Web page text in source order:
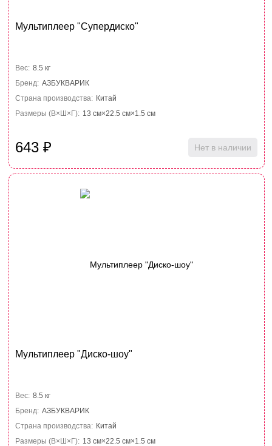
Мультиплеер "Супердиско"
Вес: 8.5 кг
Бренд: АЗБУКВАРИК
Страна производства: Китай
Размеры (В×Ш×Г): 13 см×22.5 см×1.5 см
643₽ Нет в наличии
Мультиплеер "Диско-шоу"
Вес: 8.5 кг
Бренд: АЗБУКВАРИК
Страна производства: Китай
Размеры (В×Ш×Г): 13 см×22.5 см×1.5 см